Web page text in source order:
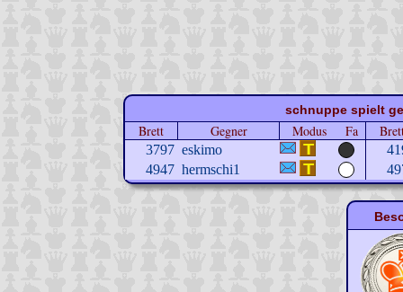
schnuppe spielt
Brett Gegner Modus Fa
3797 eskimo
4947 hermschi1